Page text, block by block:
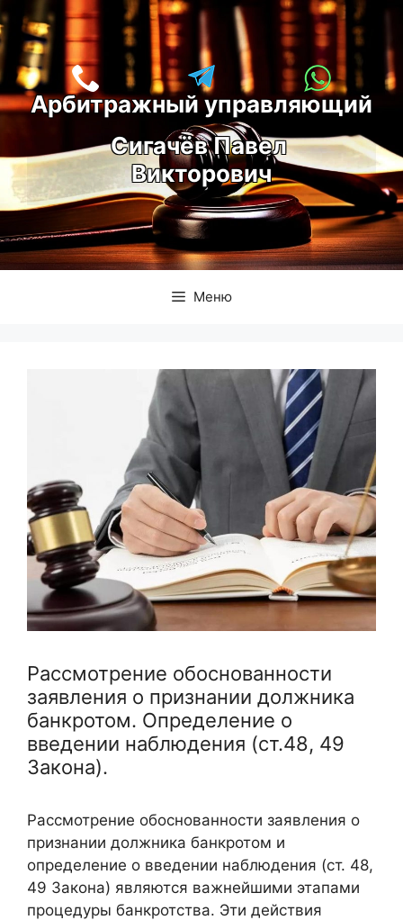
Перейти
к
содержимому
Арбитражный управляющий
Сигачёв Павел
Викторович
Меню
Рассмотрение обоснованности
заявления о признании должника
банкротом. Определение о
введении наблюдения (ст.48, 49
Закона).
Рассмотрение обоснованности заявления о
признании должника банкротом и
определение о введении наблюдения (ст. 48,
49 Закона) являются важнейшими этапами
процедуры банкротства. Эти действия